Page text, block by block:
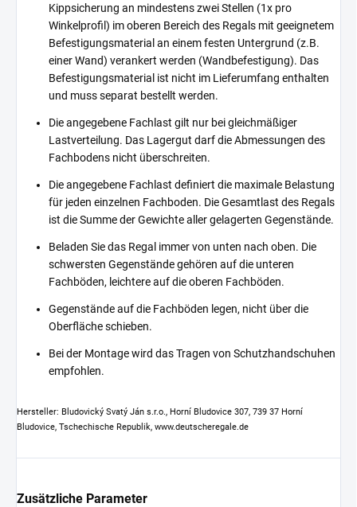
Kippsicherung an mindestens zwei Stellen (1x pro
Winkelprofil) im oberen Bereich des Regals mit geeignetem
Befestigungsmaterial an einem festen Untergrund (z.B.
einer Wand) verankert werden (Wandbefestigung). Das
Befestigungsmaterial ist nicht im Lieferumfang enthalten
und muss separat bestellt werden.
Die angegebene Fachlast gilt nur bei gleichmäßiger
Lastverteilung. Das Lagergut darf die Abmessungen des
Fachbodens nicht überschreiten.
Die angegebene Fachlast definiert die maximale Belastung
für jeden einzelnen Fachboden. Die Gesamtlast des Regals
ist die Summe der Gewichte aller gelagerten Gegenstände.
Beladen Sie das Regal immer von unten nach oben. Die
schwersten Gegenstände gehören auf die unteren
Fachböden, leichtere auf die oberen Fachböden.
Gegenstände auf die Fachböden legen, nicht über die
Oberfläche schieben.
Bei der Montage wird das Tragen von Schutzhandschuhen
empfohlen.
Hersteller: Bludovický Svatý Ján s.r.o., Horní Bludovice 307, 739 37 Horní
Bludovice, Tschechische Republik, www.deutscheregale.de
Zusätzliche Parameter